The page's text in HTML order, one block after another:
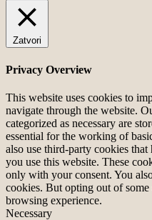
Zatvori
Privacy Overview
This website uses cookies to
navigate through the website.
categorized as necessary are
essential for the working of
also use third-party cookies
you use this website. These
only with your consent. You
cookies. But opting out of
browsing experience.
Necessary